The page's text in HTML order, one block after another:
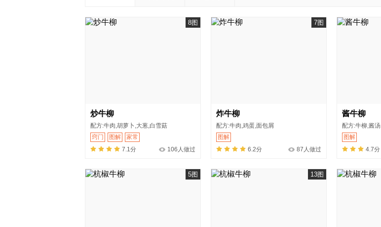
8图
炒牛柳
配方:牛肉,胡萝卜,大葱,白雪菇
窍门
图解
家常
7.1分
106人做过
7图
炸牛柳
配方:牛肉,鸡蛋,面包屑
图解
6.2分
87人做过
酱牛柳
配方:牛柳,酱汤
图解
4.7分
5图 13图